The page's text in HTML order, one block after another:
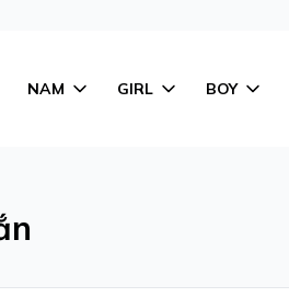
NAM GIRL BOY